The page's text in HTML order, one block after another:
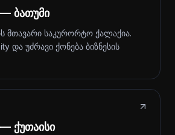
ბათუმი
მთავარი საკურორტო ქალაქია.
და უძრავი ქონება ბიზნესის
ქუთაისი